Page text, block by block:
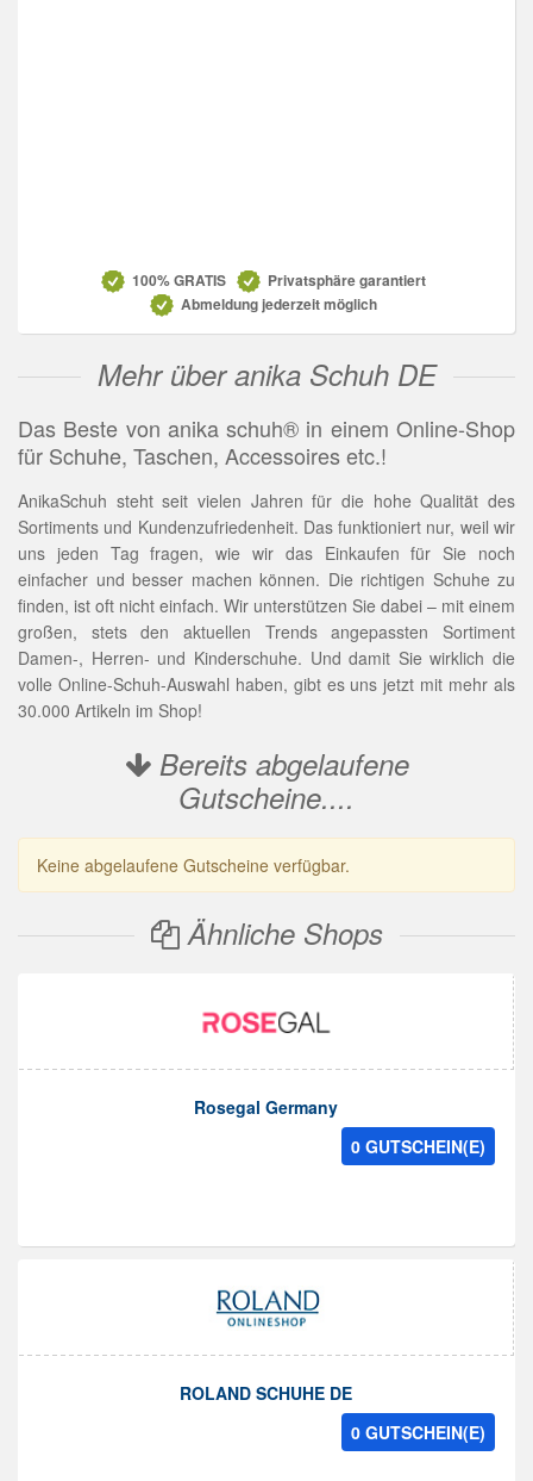
100% GRATIS
Privatsphäre garantiert
Abmeldung jederzeit möglich
Mehr über anika Schuh DE
Das Beste von anika schuh® in einem Online-Shop
für Schuhe, Taschen, Accessoires etc.!
AnikaSchuh steht seit vielen Jahren für die hohe Qualität des
Sortiments und Kundenzufriedenheit. Das funktioniert nur, weil wir
uns jeden Tag fragen, wie wir das Einkaufen für Sie noch
einfacher und besser machen können. Die richtigen Schuhe zu
finden, ist oft nicht einfach. Wir unterstützen Sie dabei – mit einem
großen, stets den aktuellen Trends angepassten Sortiment
Damen-, Herren- und Kinderschuhe. Und damit Sie wirklich die
volle Online-Schuh-Auswahl haben, gibt es uns jetzt mit mehr als
30.000 Artikeln im Shop!
Bereits abgelaufene
Gutscheine....
Keine abgelaufene Gutscheine verfügbar.
Ähnliche Shops
Rosegal Germany
0 GUTSCHEIN(E)
ROLAND SCHUHE DE
0 GUTSCHEIN(E)